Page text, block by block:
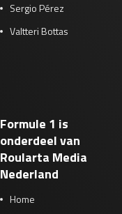
Sergio Pérez
Valtteri Bottas
Formule 1 is
onderdeel van
Roularta Media
Nederland
Home